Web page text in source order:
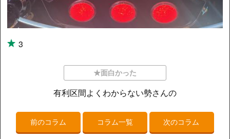
3
★面白かった
有利区間よくわからない勢さんの
前のコラム コラム一覧 次のコラム